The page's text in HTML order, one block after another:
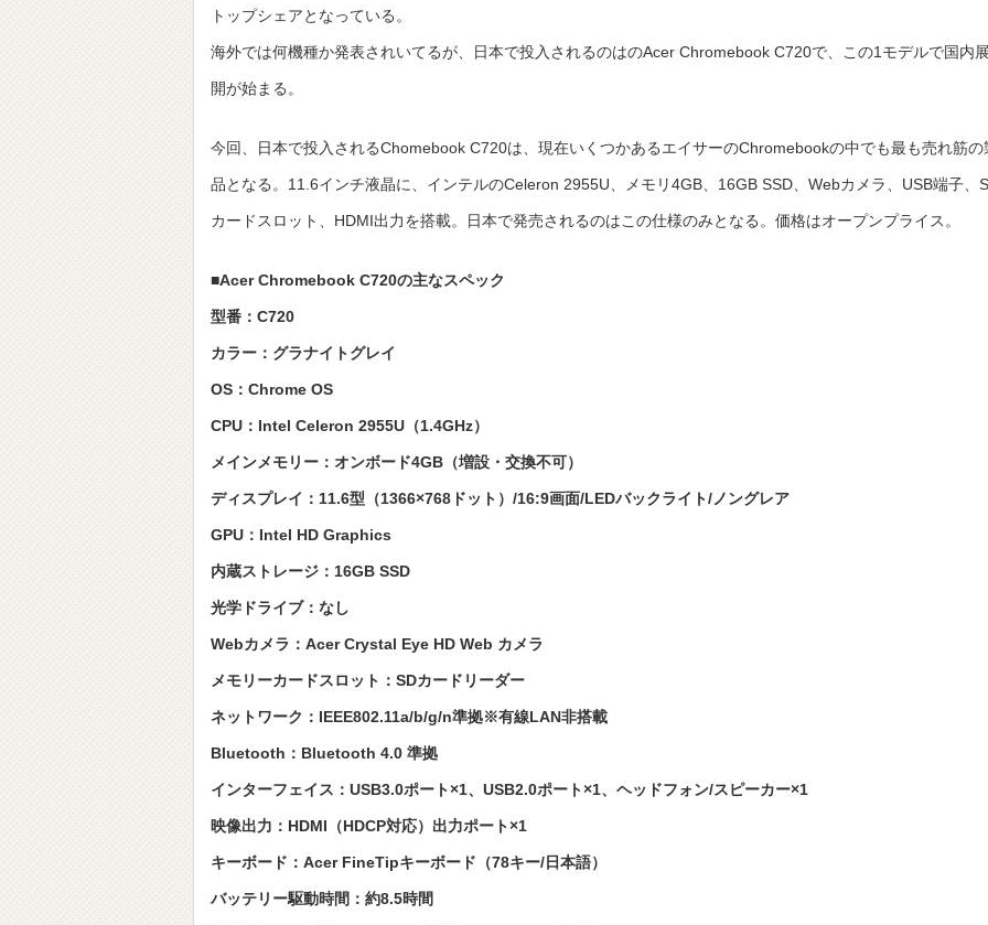
通】
トップシェアとなっている。
海外では何機種か発表されいてるが、日本で投入されるのはのAcer Chromebook C720で、この1モデルで国内展
開が始まる。
今回、日本で投入されるChomebook C720は、現在いくつかあるエイサーのChromebookの中でも最も売れ筋の
品となる。11.6インチ液晶に、インテルのCeleron 2955U、メモリ4GB、16GB SSD、Webカメラ、USB端子、
カードスロット、HDMI出力を搭載。日本で発売されるのはこの仕様のみとなる。価格はオープンプライス。
■Acer Chromebook C720の主なスペック
型番：C720
カラー：グラナイトグレイ
OS：Chrome OS
CPU：Intel Celeron 2955U（1.4GHz）
メインメモリー：オンボード4GB（増設・交換不可）
ディスプレイ：11.6型（1366×768ドット）/16:9画面/LEDバックライト/ノングレア
GPU：Intel HD Graphics
内蔵ストレージ：16GB SSD
光学ドライブ：なし
Webカメラ：Acer Crystal Eye HD Web カメラ
メモリーカードスロット：SDカードリーダー
ネットワーク：IEEE802.11a/b/g/n準拠※有線LAN非搭載
Bluetooth：Bluetooth 4.0 準拠
インターフェイス：USB3.0ポート×1、USB2.0ポート×1、ヘッドフォン/スピーカー×1
映像出力：HDMI（HDCP対応）出力ポート×1
キーボード：Acer FineTipキーボード（78キー/日本語）
バッテリー駆動時間：約8.5時間